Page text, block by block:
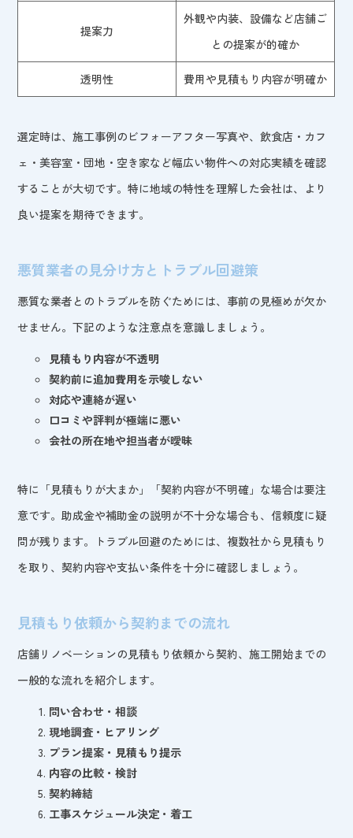
提案力
外観や内装、設備など店舗ご
との提案が的確か
透明性 費用や見積もり内容が明確か
選定時は、施工事例のビフォーアフター写真や、飲食店・カフ
ェ・美容室・団地・空き家など幅広い物件への対応実績を確認
することが大切です。特に地域の特性を理解した会社は、より
良い提案を期待できます。
悪質業者の見分け方とトラブル回避策
悪質な業者とのトラブルを防ぐためには、事前の見極めが欠か
せません。下記のような注意点を意識しましょう。
見積もり内容が不透明
契約前に追加費用を示唆しない
対応や連絡が遅い
口コミや評判が極端に悪い
会社の所在地や担当者が曖昧
特に「見積もりが大まか」「契約内容が不明確」な場合は要注
意です。助成金や補助金の説明が不十分な場合も、信頼度に疑
問が残ります。トラブル回避のためには、複数社から見積もり
を取り、契約内容や支払い条件を十分に確認しましょう。
見積もり依頼から契約までの流れ
店舗リノベーションの見積もり依頼から契約、施工開始までの
一般的な流れを紹介します。
問い合わせ・相談
現地調査・ヒアリング
プラン提案・見積もり提示
内容の比較・検討
契約締結
工事スケジュール決定・着工